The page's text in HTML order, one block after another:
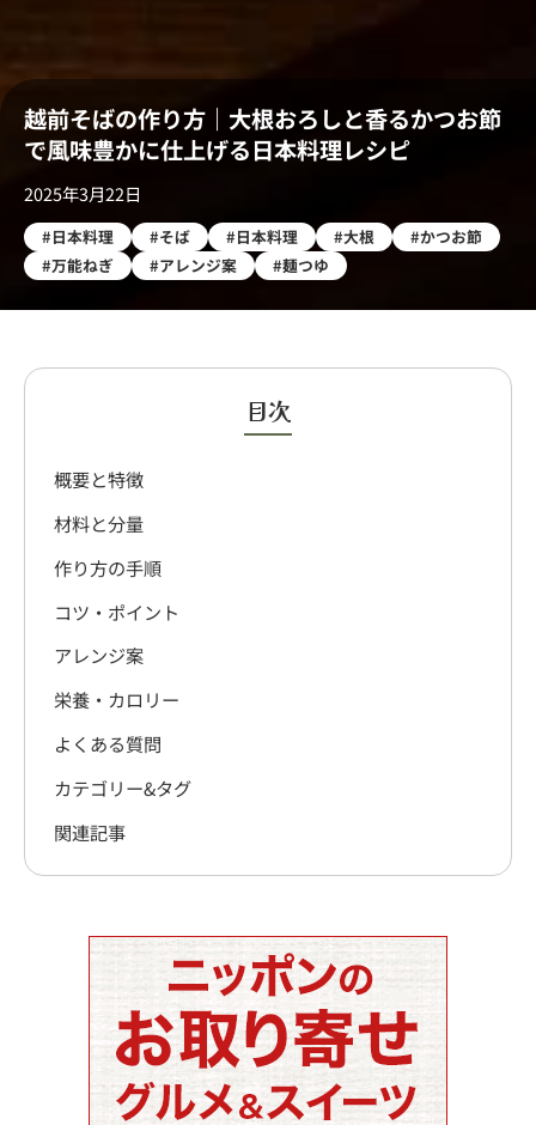
越前そばの作り方｜大根おろしと香るかつお節
で風味豊かに仕上げる日本料理レシピ
2025年3月22日
#日本料理 #そば #日本料理 #大根
#かつお節
#万能ねぎ
#アレンジ案 #麺つゆ
目次
概要と特徴
材料と分量
作り方の手順
コツ・ポイント
アレンジ案
栄養・カロリー
よくある質問
カテゴリー&タグ
関連記事